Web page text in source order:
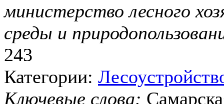
министерство лесного
среды и
243
Категории:
Ключевые слова: